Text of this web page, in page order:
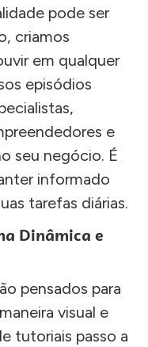
pode ser
criamos
em qualquer
episódios
e
seu negócio. É
informado
tarefas diárias.
Dinâmica e
pensados para
visual e
tutoriais passo a